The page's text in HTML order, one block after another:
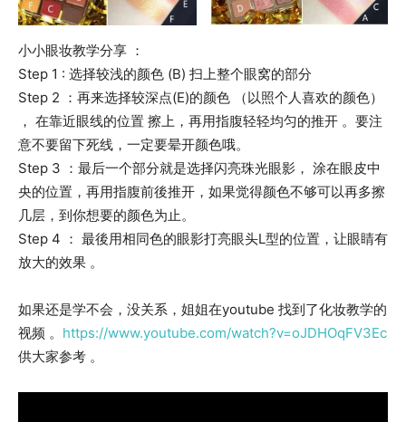
小小眼妆教学分享 ：
Step 1 : 选择较浅的颜色 (B) 扫上整个眼窝的部分
Step 2 ：再来选择较深点(E)的颜色 （以照个人喜欢的颜色）
， 在靠近眼线的位置 擦上，再用指腹轻轻均匀的推开 。要注
意不要留下死线，一定要晕开颜色哦。
Step 3 ：最后一个部分就是选择闪亮珠光眼影， 涂在眼皮中
央的位置，再用指腹前後推开，如果觉得颜色不够可以再多擦
几层，到你想要的颜色为止。
Step 4 ： 最後用相同色的眼影打亮眼头L型的位置，让眼睛有
放大的效果 。
如果还是学不会，没关系，姐姐在youtube 找到了化妆教学的
视频 。 https://www.youtube.com/watch?v=oJDHOqFV3Ec
供大家参考 。